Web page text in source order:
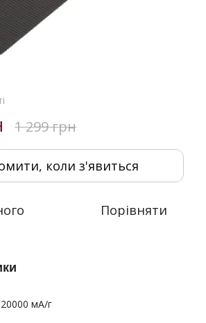
1 299 грн
коли з'явиться
Порівняти
20000 мА/г